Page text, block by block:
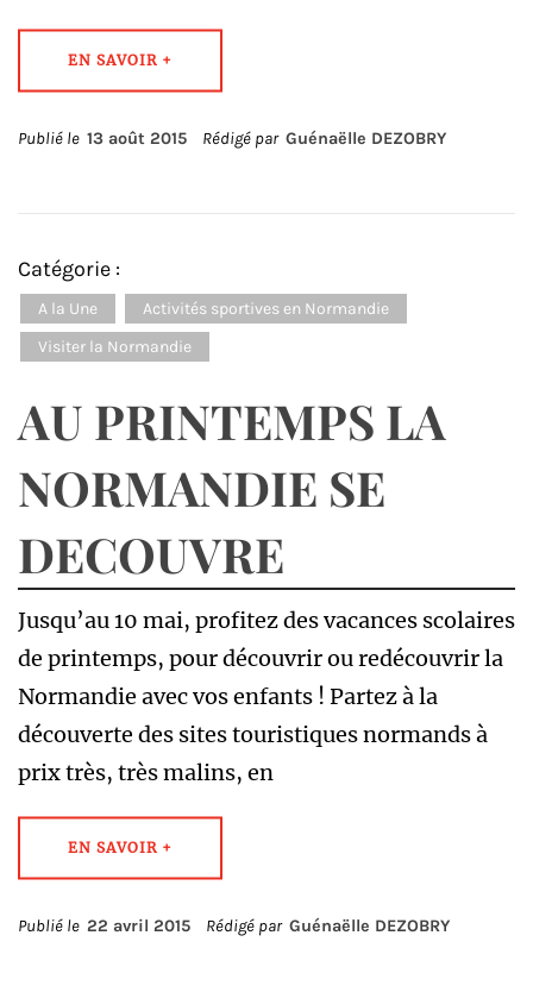
EN SAVOIR +
Publié le 13 août 2015 Rédigé par Guénaëlle DEZOBRY
Catégorie :
A la Une
Activités sportives en Normandie
Visiter la Normandie
AU PRINTEMPS LA
NORMANDIE SE
DECOUVRE
Jusqu’au 10 mai, profitez des vacances scolaires
de printemps, pour découvrir ou redécouvrir la
Normandie avec vos enfants ! Partez à la
découverte des sites touristiques normands à
prix très, très malins, en
EN SAVOIR +
Publié le 22 avril 2015 Rédigé par Guénaëlle DEZOBRY